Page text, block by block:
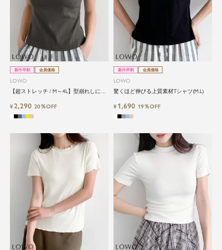
新作早割 会員価格
LOWO
【超ストレッチ / M～4L】型崩れしにく
¥2,290 20％OFF
新作早割 会員価格
LOWO
驚くほど伸びる上質素材Tシャツ(M.L)
¥ 1,690 19％OFF